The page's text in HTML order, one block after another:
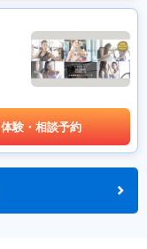
体験・相談予約